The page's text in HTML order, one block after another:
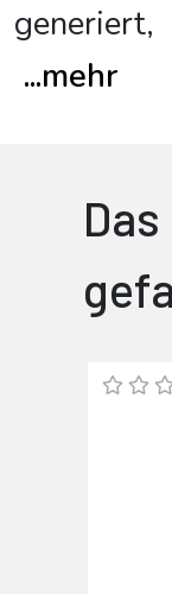
generiert,
...mehr